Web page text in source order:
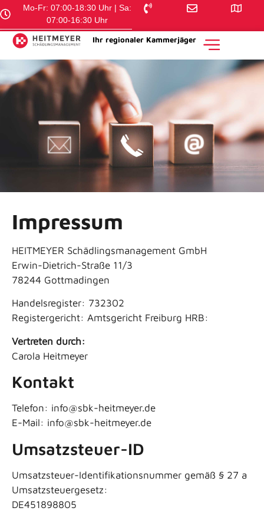
Mo-Fr: 07:00-18:30 Uhr | Sa:
07:00-16:30 Uhr
Ihr regionaler Kammerjäger
Impressum
HEITMEYER Schädlingsmanagement GmbH
Erwin-Dietrich-Straße 11/3
78244 Gottmadingen
Handelsregister: 732302
Registergericht: Amtsgericht Freiburg HRB:
Vertreten durch:
Carola Heitmeyer
Kontakt
Telefon: info@sbk-heitmeyer.de
E-Mail: info@sbk-heitmeyer.de
Umsatzsteuer-ID
Umsatzsteuer-Identifikationsnummer gemäß § 27 a
Umsatzsteuergesetz:
DE451898805